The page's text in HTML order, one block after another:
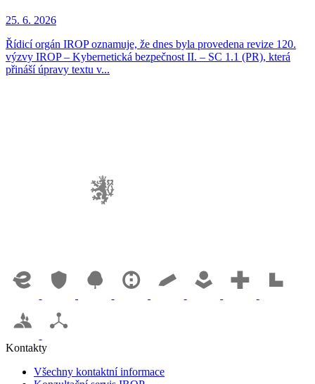
25. 6. 2026
Řídicí orgán IROP oznamuje, že dnes byla provedena revize 120.
výzvy IROP – Kybernetická bezpečnost II. – SC 1.1 (PR), která
přináší úpravy textu v...
Kontakty
Všechny kontaktní informace